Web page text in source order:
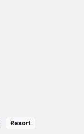
Resort